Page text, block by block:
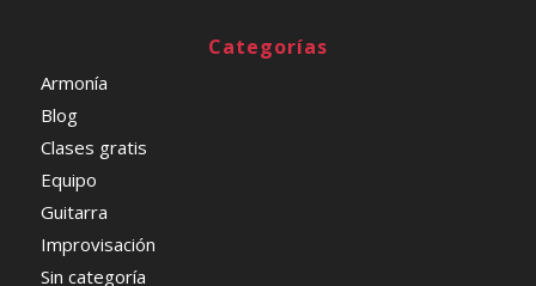
Categorías
Armonía
Blog
Clases gratis
Equipo
Guitarra
Improvisación
Sin categoría